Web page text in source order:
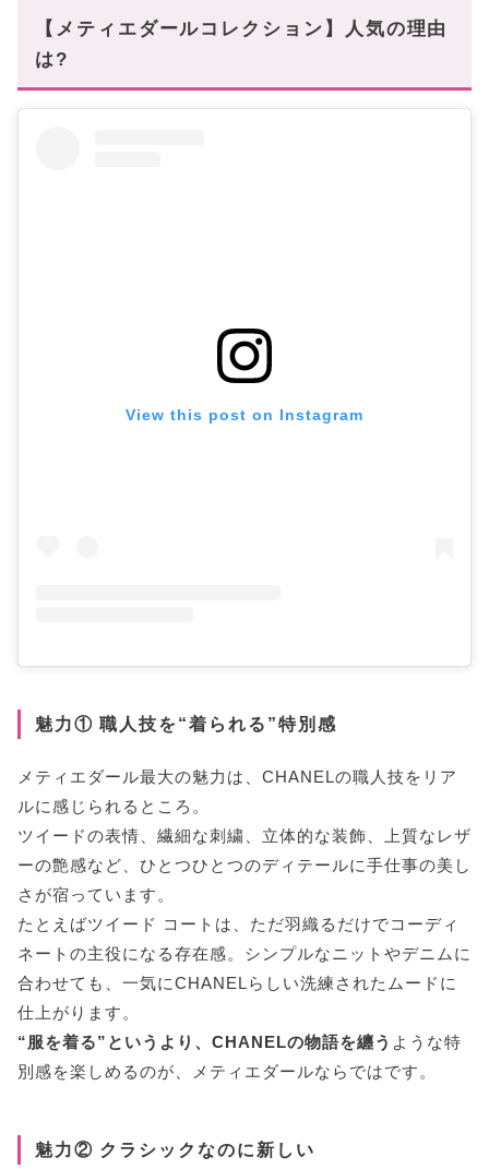
【メティエダールコレクション】人気の理由
は?
View this post on Instagram
魅力① 職人技を“着られる”特別感
メティエダール最大の魅力は、CHANELの職人技をリア
ルに感じられるところ。
ツイードの表情、繊細な刺繍、立体的な装飾、上質なレザ
ーの艶感など、ひとつひとつのディテールに手仕事の美し
さが宿っています。
たとえばツイード コートは、ただ羽織るだけでコーディ
ネートの主役になる存在感。シンプルなニットやデニムに
合わせても、一気にCHANELらしい洗練されたムードに
仕上がります。
“服を着る”というより、CHANELの物語を纏う ような特
別感を楽しめるのが、メティエダールならではです。
魅力② クラシックなのに新しい